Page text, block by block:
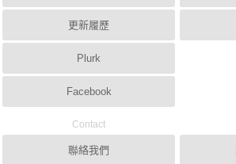
更新履歷
Plurk
Facebook
Contact
聯絡我們